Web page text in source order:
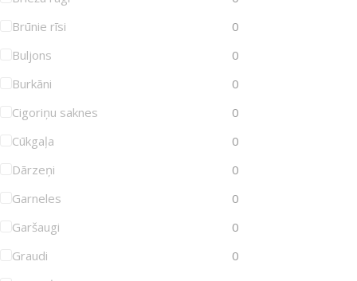
Brūnie rīsi
0
Buljons
0
Burkāni
0
Cigoriņu saknes
0
Cūkgaļa
0
Dārzeņi
0
Garneles
0
Garšaugi
0
Graudi
0